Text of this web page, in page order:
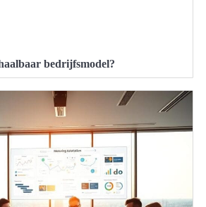
bedrijfsmodel?